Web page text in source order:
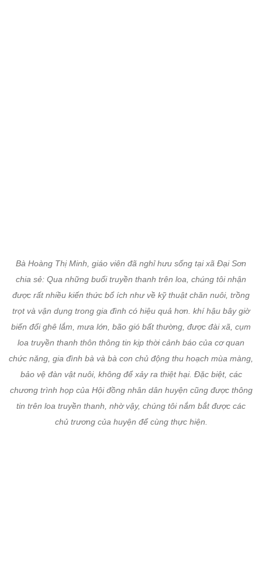
Bà Hoàng Thị Minh, giáo viên đã nghỉ hưu sống tại xã Đại Sơn
chia sẻ: Qua những buổi truyền thanh trên loa, chúng tôi nhận
được rất nhiều kiến thức bổ ích như về kỹ thuật chăn nuôi, trồng
trọt và vận dụng trong gia đình có hiệu quả hơn. khí hậu bây giờ
biến đổi ghê lắm, mưa lớn, bão gió bất thường, được đài xã, cụm
loa truyền thanh thôn thông tin kịp thời cảnh báo của cơ quan
chức năng, gia đình bà và bà con chủ động thu hoạch mùa màng,
bảo vệ đàn vật nuôi, không để xảy ra thiệt hại. Đặc biệt, các
chương trình họp của Hội đồng nhân dân huyện cũng được thông
tin trên loa truyền thanh, nhờ vậy, chúng tôi nắm bắt được các
chủ trương của huyện để cùng thực hiện.